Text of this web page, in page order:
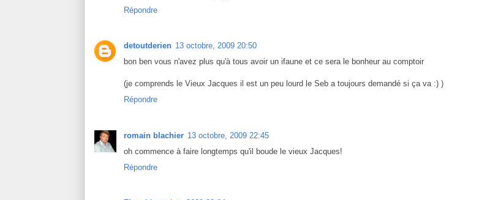
Répondre
detoutderien 13 octobre, 2009 20:50
bon ben vous n'avez plus qu'à tous avoir un ifaune et ce sera le bonheur au comptoir
(je comprends le Vieux Jacques il est un peu lourd le Seb a toujours demandé si ça va :) )
Répondre
romain blachier 13 octobre, 2009 22:45
oh commence à faire longtemps qu'il boude le vieux Jacques!
Répondre